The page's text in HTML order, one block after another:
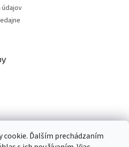
cookie. Ďalším prechádzaním
údajov